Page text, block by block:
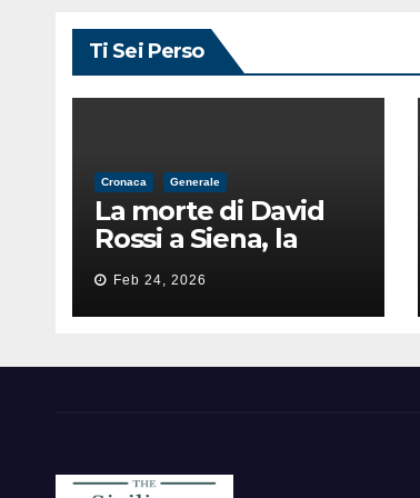
Ti Sei Perso
Cronaca Generale
La morte di David
Rossi a Siena, la
perizia lancia la
pista di
un’intimidazione
Feb 24, 2026